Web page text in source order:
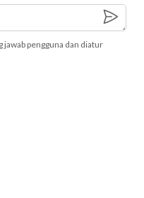
pengguna dan diatur